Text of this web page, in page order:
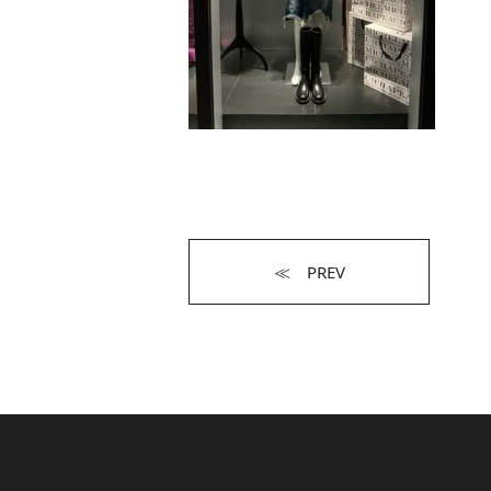
≪ PREV